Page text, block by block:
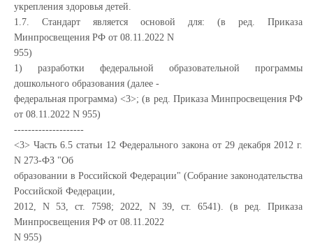
укрепления здоровья детей.
1.7. Стандарт является основой для: (в ред. Приказа
Минпросвещения РФ от 08.11.2022 N
955)
1) разработки федеральной образовательной программы
дошкольного образования (далее -
федеральная программа) <3>; (в ред. Приказа Минпросвещения РФ
от 08.11.2022 N 955)
--------------------
<3> Часть 6.5 статьи 12 Федерального закона от 29 декабря 2012 г.
N 273-ФЗ "Об
образовании в Российской Федерации" (Собрание законодательства
Российской Федерации,
2012, N 53, ст. 7598; 2022, N 39, ст. 6541). (в ред. Приказа
Минпросвещения РФ от 08.11.2022
N 955)